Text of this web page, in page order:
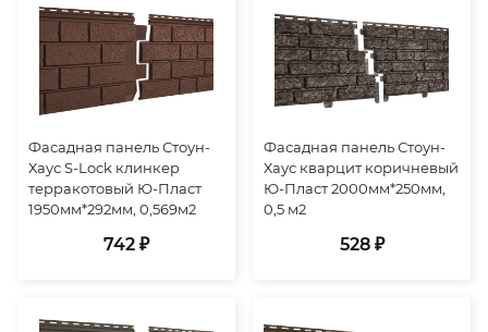
Фасадная панель Стоун-
Хаус S-Lock клинкер
терракотовый Ю-Пласт
1950мм*292мм, 0,569м2
742 ₽
Фасадная панель Стоун-
Хаус кварцит коричневый
Ю-Пласт 2000мм*250мм,
0,5 м2
528 ₽